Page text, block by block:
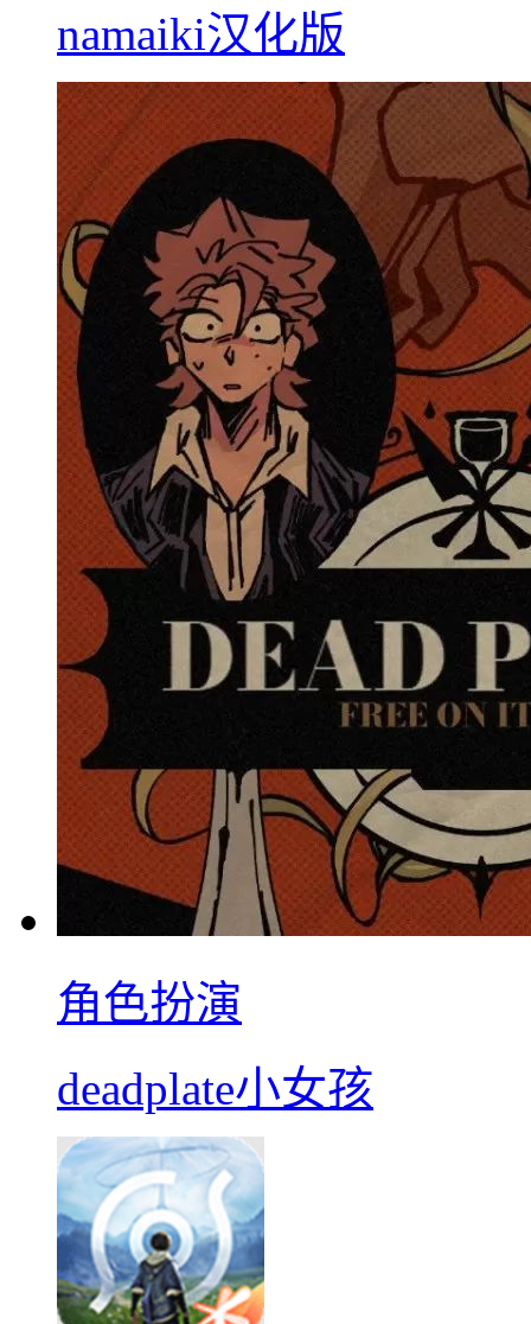
namaiki汉化版
角色扮演
deadplate小女孩